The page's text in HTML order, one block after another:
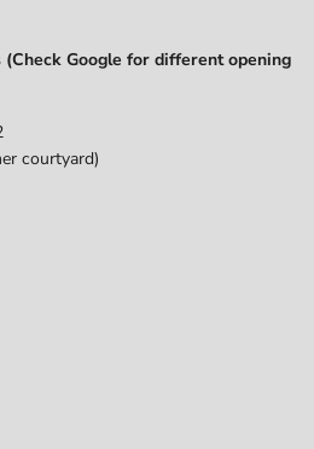
Google for different opening
courtyard)